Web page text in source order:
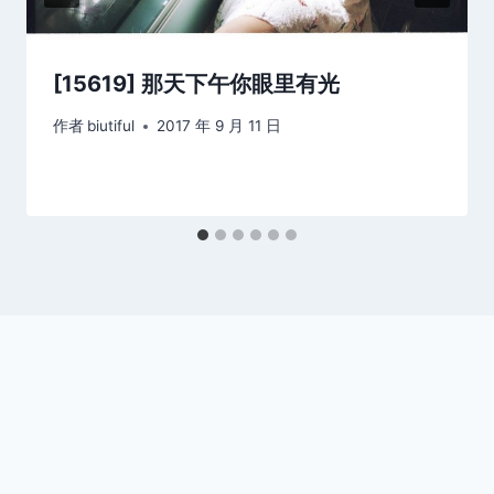
[15619] 那天下午你眼里有光
作者 biutiful 2017 年 9 月 11 日